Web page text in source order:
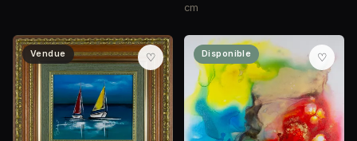
cm
Vendue ♡ Disponible ♡